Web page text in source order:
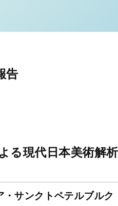
告
る現代日本美術解析
サンクトペテルブルク